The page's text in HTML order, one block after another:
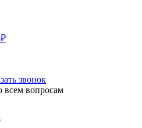
звонок
всем вопросам